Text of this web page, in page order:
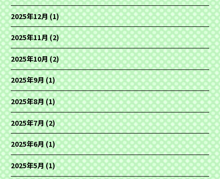
2025年12月(1)
2025年11月(2)
2025年10月(2)
2025年9月(1)
2025年8月(1)
2025年7月(2)
2025年6月(1)
2025年5月(1)